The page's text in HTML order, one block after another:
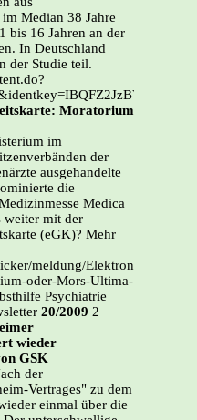
Median 38 Jahre
bis 16 Jahren an der
In Deutschland
der Studie teil.
Moratorium
im
der
ausgehandelte
die
Medica
weiter mit der
(eGK)? Mehr
meldung/Elektronische-
oder-Mors-Ultima-
Psychiatrie
20/2009 2
wieder
GSK
der
Vertrages" zu dem
einmal über die